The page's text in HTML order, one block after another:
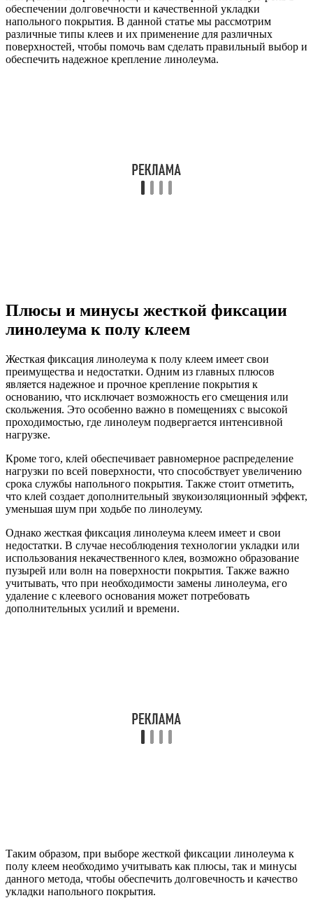
обеспечении долговечности и качественной укладки
напольного покрытия. В данной статье мы рассмотрим
различные типы клеев и их применение для различных
поверхностей, чтобы помочь вам сделать правильный выбор и
обеспечить надежное крепление линолеума.
Плюсы и минусы жесткой фиксации
линолеума к полу клеем
Жесткая фиксация линолеума к полу клеем имеет свои
преимущества и недостатки. Одним из главных плюсов
является надежное и прочное крепление покрытия к
основанию, что исключает возможность его смещения или
скольжения. Это особенно важно в помещениях с высокой
проходимостью, где линолеум подвергается интенсивной
нагрузке.
Кроме того, клей обеспечивает равномерное распределение
нагрузки по всей поверхности, что способствует увеличению
срока службы напольного покрытия. Также стоит отметить,
что клей создает дополнительный звукоизоляционный эффект,
уменьшая шум при ходьбе по линолеуму.
Однако жесткая фиксация линолеума клеем имеет и свои
недостатки. В случае несоблюдения технологии укладки или
использования некачественного клея, возможно образование
пузырей или волн на поверхности покрытия. Также важно
учитывать, что при необходимости замены линолеума, его
удаление с клеевого основания может потребовать
дополнительных усилий и времени.
Таким образом, при выборе жесткой фиксации линолеума к
полу клеем необходимо учитывать как плюсы, так и минусы
данного метода, чтобы обеспечить долговечность и качество
укладки напольного покрытия.